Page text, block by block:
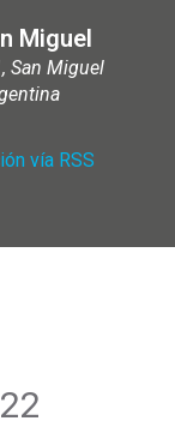
Miguel
San Miguel
vía RSS